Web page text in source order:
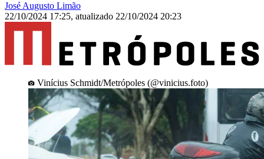
José Augusto Limão
22/10/2024 17:25, atualizado 22/10/2024 20:23
Vinícius Schmidt/Metrópoles (@vinicius.foto)